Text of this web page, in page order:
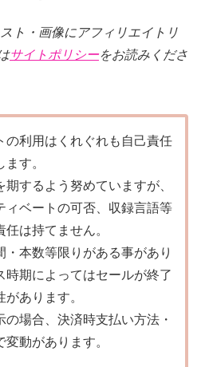
ト・画像にアフィリエイトリ
サイトポリシーをお読みくださ
の利用はくれぐれも自己責任
す。
するよう努めていますが、
ィベートの可否、収録言語等
は持てません。
・本数等限りがある事があり
時期によってはセールが終了
があります。
の場合、決済時支払い方法・
動があります。